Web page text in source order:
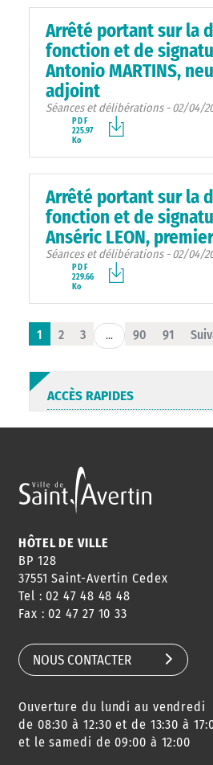
Arrêté portant sur la
fonction et de
Antonio MARTINS,
adjoint
Séances et délibérations - 02/04/
PDF
225.97
Ko
Arrêté portant sur la
fonction et de
Anséric LEON,
Séances et délibérations - 02/04/
PDF
229.66
Ko
1 2 3 ... 90 91
ACCÈS RAPIDES
ANNUAIRE
HORAIRES
CONSEILS
DE QUARTIER
AGENDA
DES SORTIES
URBANISME
HÔTEL DE VILLE
BP 128
37551 Saint-Avertin Cedex
Tel : 02 47 48 48 48
Fax : 02 47 27 10 33
NOUS CONTACTER
Ouverture du lundi au vendredi
de 08:30 à 12:30 et de 13:30 à
et le samedi de 09:00 à 12:00